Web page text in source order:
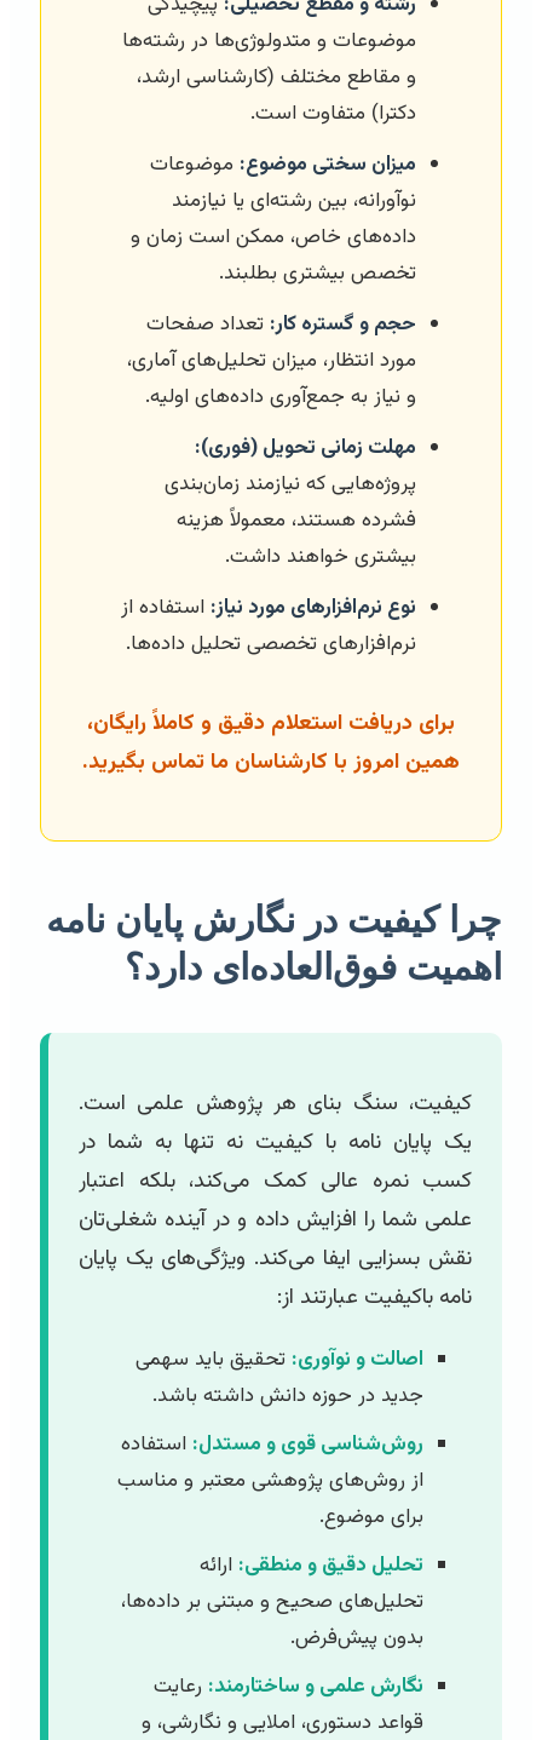
موضوعات و متدولوژی‌ها در رشته‌ها
و مقاطع مختلف (کارشناسی ارشد،
دکترا) متفاوت است.
میزان سختی موضوع:موضوعات
نوآورانه، بین رشته‌ای یا نیازمند
داده‌های خاص، ممکن است زمان و
تخصص بیشتری بطلبند.
حجم و گستره کار:تعداد صفحات
مورد انتظار، میزان تحلیل‌های آماری،
و نیاز به جمع‌آوری داده‌های اولیه.
مهلت زمانی تحویل (فوری):
پروژه‌هایی که نیازمند زمان‌بندی
فشرده هستند، معمولاً هزینه
بیشتری خواهند داشت.
نوع نرم‌افزارهای مورد نیاز: استفاده از
نرم‌افزارهای تخصصی تحلیل داده‌ها.
برای دریافت استعلام دقیق و کاملاً رایگان،
همین امروز با کارشناسان ما تماس بگیرید.
چرا کیفیت در نگارش پایان نامه
اهمیت فوق‌العاده‌ای دارد؟
کیفیت، سنگ بنای هر پژوهش علمی است.
یک پایان نامه با کیفیت نه تنها به شما در
کسب نمره عالی کمک می‌کند، بلکه اعتبار
علمی شما را افزایش داده و در آینده شغلی‌تان
نقش بسزایی ایفا می‌کند. ویژگی‌های یک پایان
نامه باکیفیت عبارتند از:
اصالت و نوآوری:تحقیق باید سهمی
جدید در حوزه دانش داشته باشد.
روش‌شناسی قوی و مستدل:استفاده
از روش‌های پژوهشی معتبر و مناسب
برای موضوع.
تحلیل دقیق و منطقی:ارائه
تحلیل‌های صحیح و مبتنی بر داده‌ها،
بدون پیش‌فرض.
نگارش علمی و ساختارمند:رعایت
قواعد دستوری، املایی و نگارشی، و